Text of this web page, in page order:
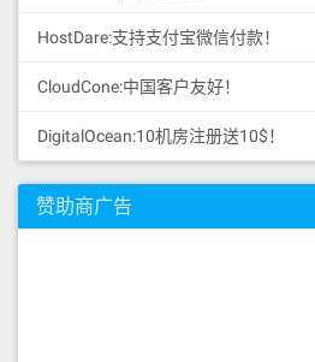
HostDare:支持支付宝微信付款！
CloudCone:中国客户友好！
DigitalOcean:10机房注册送10$！
赞助商广告